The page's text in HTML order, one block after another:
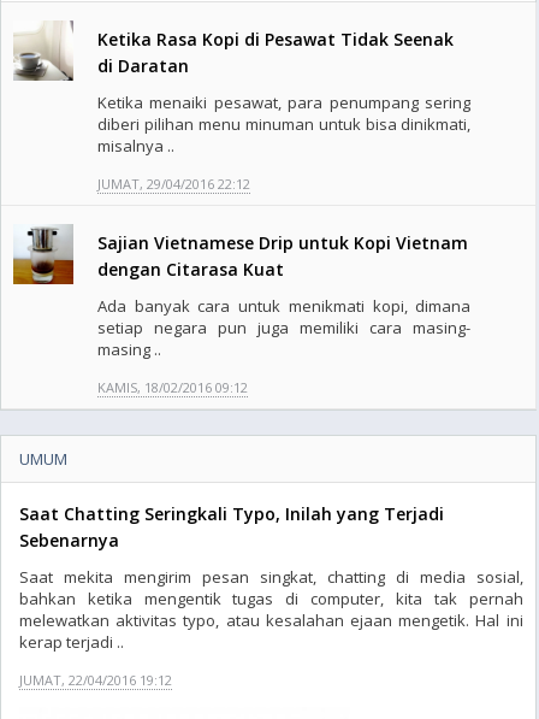
Ketika Rasa Kopi di Pesawat Tidak Seenak
di Daratan
Ketika menaiki pesawat, para penumpang sering
diberi pilihan menu minuman untuk bisa dinikmati,
misalnya ..
JUMAT, 29/04/2016 22:12
Sajian Vietnamese Drip untuk Kopi Vietnam
dengan Citarasa Kuat
Ada banyak cara untuk menikmati kopi, dimana
setiap negara pun juga memiliki cara masing-
masing ..
KAMIS, 18/02/2016 09:12
UMUM
Saat Chatting Seringkali Typo, Inilah yang Terjadi
Sebenarnya
Saat mekita mengirim pesan singkat, chatting di media sosial,
bahkan ketika mengentik tugas di computer, kita tak pernah
melewatkan aktivitas typo, atau kesalahan ejaan mengetik. Hal ini
kerap terjadi ..
JUMAT, 22/04/2016 19:12